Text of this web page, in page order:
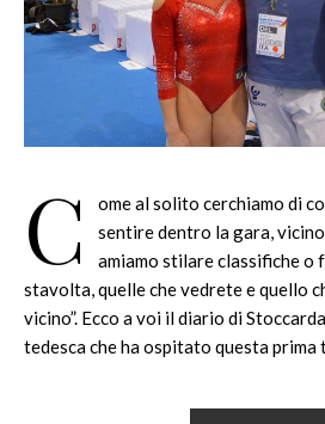
C
ome al solito cerchiamo di
sentire dentro la gara,
amiamo stilare classifiche o
stavolta, quelle che vedrete e quello
vicino”. Ecco a voi il diario di
tedesca che ha ospitato questa prima